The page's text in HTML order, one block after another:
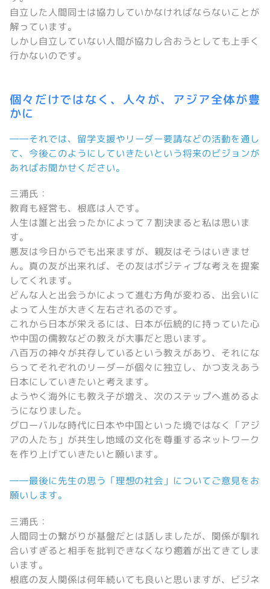
自立した人間同士は協力していかなければならないことが
解っています。
しかし自立していない人間が協力し合おうとしても上手く
行かないのです。
個々だけではなく、人々が、アジア全体が豊
かに
――それでは、留学支援やリーダー要請などの活動を通し
て、今後このようにしていきたいという将来のビジョンが
あればお聞かせください。
三浦氏：
教育も経営も、根底は人です。
人生は誰と出会ったかによって７割決まると私は思いま
す。
悪友は今日からでも出来ますが、親友はそうはいきませ
ん。真の友が出来れば、その友はポジティブな考えを提案
してくれます。
どんな人と出会うかによって進む方角が変わる、出会いに
よって人生が大きく左右されるのです。
これから日本が栄えるには、日本が伝統的に持っていた心
や中国の儒教などの教えが大事だと思います。
八百万の神々が共存しているという教えがあり、それにな
らってそれぞれのリーダーが個々に独立し、かつ支えあう
日本にしていきたいと考えます。
ようやく海外にも教え子が増え、次のステップへ進めるよ
うになりました。
グローバルな時代に日本や中国といった境ではなく「アジ
アの人たち」が共生し地域の文化を尊重するネットワーク
を作り上げていきたいと願います。
――最後に先生の思う「理想の社会」についてご意見をお
願いします。
三浦氏：
人間同士の繋がりが基盤だとは話しましたが、関係が馴れ
合いすぎると相手を批判できなくなり癒着が出てきてしま
います。
根底の友人関係は何年続いても良いと思いますが、ビジネ